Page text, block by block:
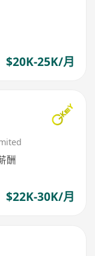
$20K-25K/月
酬
$22K-30K/月